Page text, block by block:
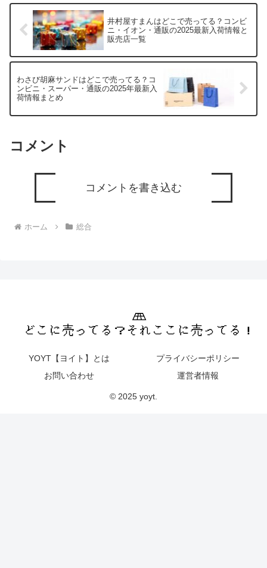
井村屋すまんはどこで売ってる？コンビ
ニ・イオン・通販の2025最新入荷情報と
販売店一覧
わさび胡麻サンドはどこで売ってる？コ
ンビニ・スーパー・通販の2025年最新入
荷情報まとめ
コメント
コメントを書き込む
ホーム 総合
YOYT【ヨイト】とは
プライバシーポリシー
お問い合わせ
運営者情報
© 2025 yoyt.